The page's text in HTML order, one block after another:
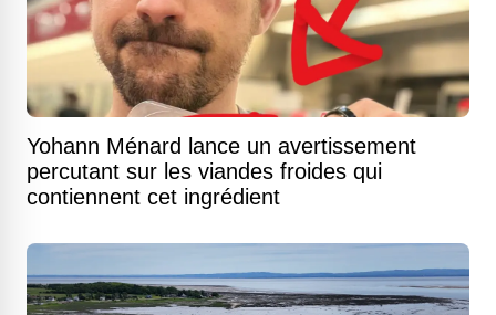
Yohann Ménard lance un avertissement
percutant sur les viandes froides qui
contiennent cet ingrédient